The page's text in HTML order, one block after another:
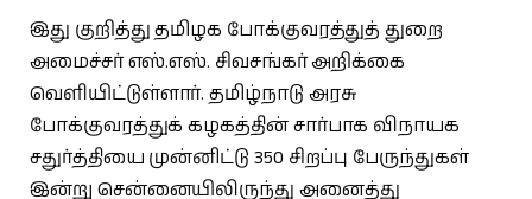
இது குறித்து தமிழக போக்குவரத்துத் துறை
அமைச்சர் எஸ்.எஸ். சிவசங்கர் அறிக்கை
வெளியிட்டுள்ளார். தமிழ்நாடு அரசு
போக்குவரத்துக் கழகத்தின் சார்பாக விநாயக
சதுர்த்தியை முன்னிட்டு 350 சிறப்பு பேருந்துகள்
இன்று சென்னையிலிருந்து அனைத்து